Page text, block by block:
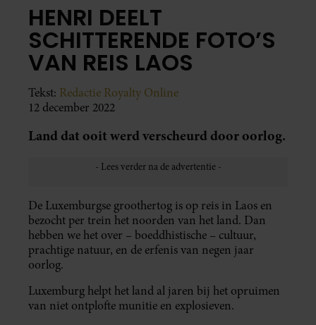
HENRI DEELT
SCHITTERENDE FOTO’S
VAN REIS LAOS
Tekst: Redactie Royalty Online
12 december 2022
Land dat ooit werd verscheurd door oorlog.
De Luxemburgse groothertog is op reis in Laos en
bezocht per trein het noorden van het land. Dan
hebben we het over – boeddhistische – cultuur,
prachtige natuur, en de erfenis van negen jaar
oorlog.
Luxemburg helpt het land al jaren bij het opruimen
van niet ontplofte munitie en explosieven.